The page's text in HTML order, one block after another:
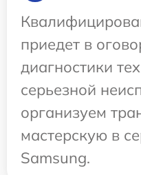
приедет в
диагностики
серьезной
организуем
мастерскую в
Samsung.